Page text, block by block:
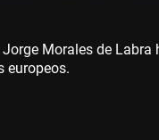
Morales de
europeos.